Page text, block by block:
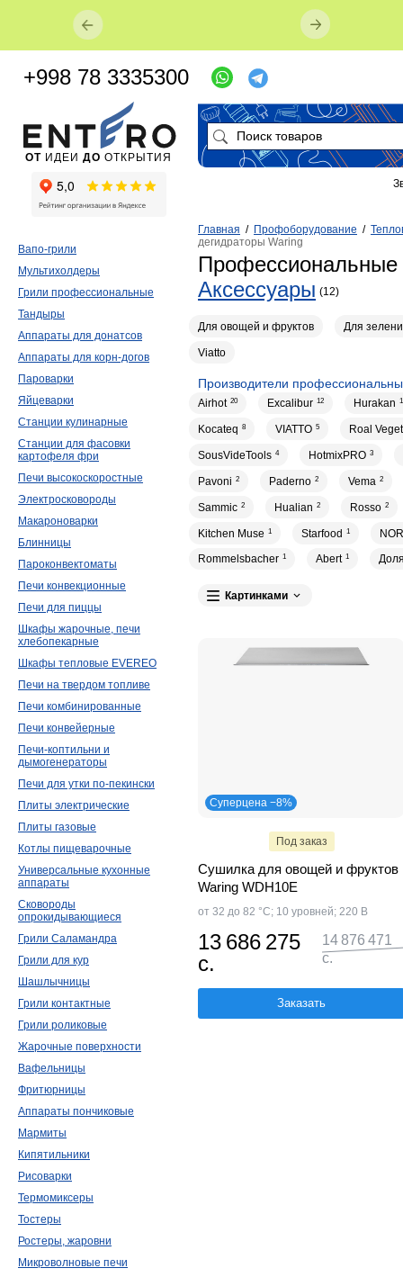
Главная / Профоборудование /
дегидраторы Waring
Профессиональные
Аксессуары (12)
Для овощей и фруктов Для зелени
Viatto
Производители
Airhot 20 Excalibur 12 Hurakan
Kocateq 8 VIATTO 5 Roal Veget
SousVideTools 4 HotmixPRO 3
Pavoni 2 Paderno 2 Vema 2
Sammic 2 Hualian 2 Rosso 2
Kitchen Muse 1 Starfood 1
Rommelsbacher 1 Abert 1
Картинками
Суперцена −8%
Под заказ
Сушилка для овощей и фруктов
Waring WDH10E
от 32 до 82 °С; 10 уровней; 220 В
13 686 275
с.
14 876 471
с.
Заказать
Вапо-грили
Мультихолдеры
Грили профессиональные
Тандыры
Аппараты для донатсов
Аппараты для корн-догов
Пароварки
Яйцеварки
Станции кулинарные
Станции для фасовки
картофеля фри
Печи высокоскоростные
Электросковороды
Макароноварки
Блинницы
Пароконвектоматы
Печи конвекционные
Печи для пиццы
Шкафы жарочные, печи
хлебопекарные
Шкафы тепловые EVEREO
Печи на твердом топливе
Печи комбинированные
Печи конвейерные
Печи-коптильни и
дымогенераторы
Печи для утки по-пекински
Плиты электрические
Плиты газовые
Котлы пищеварочные
Универсальные кухонные
аппараты
Сковороды
опрокидывающиеся
Грили Саламандра
Грили для кур
Шашлычницы
Грили контактные
Грили роликовые
Жарочные поверхности
Вафельницы
Фритюрницы
Аппараты пончиковые
Мармиты
Кипятильники
Рисоварки
Термомиксеры
Тостеры
Ростеры, жаровни
Микроволновые печи
ОТ ИДЕИ ДО ОТКРЫТИЯ
+998 78 3335300